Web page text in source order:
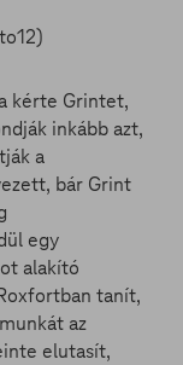
kérte Grintet,
inkább azt,
a
bár Grint
egy
alakító
tanít,
az
elutasít,